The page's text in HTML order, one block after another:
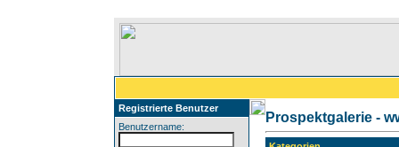
Registrierte Benutzer
Benutzername:
Prospektgalerie -